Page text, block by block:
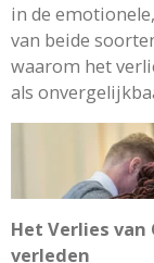
in de
van beide
waarom het
als
Het Verlies van
verleden